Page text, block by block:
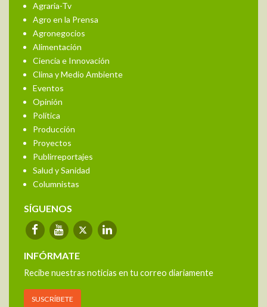
Agraria-Tv
Agro en la Prensa
Agronegocios
Alimentación
Ciencia e Innovación
Clima y Medio Ambiente
Eventos
Opinión
Política
Producción
Proyectos
Publirreportajes
Salud y Sanidad
Columnistas
SÍGUENOS
INFÓRMATE
Recibe nuestras noticias en tu correo diariamente
SUSCRÍBETE